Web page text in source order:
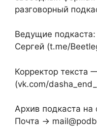
разговорный
Ведущие
Сергей (t.me/
Корректор текста
(vk.com/
Архив подкаста
Почта →